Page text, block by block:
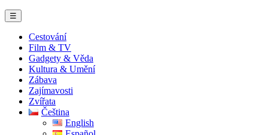
☰
Cestování
Film & TV
Gadgety & Věda
Kultura & Umění
Zábava
Zajímavosti
Zvířata
Čeština
English